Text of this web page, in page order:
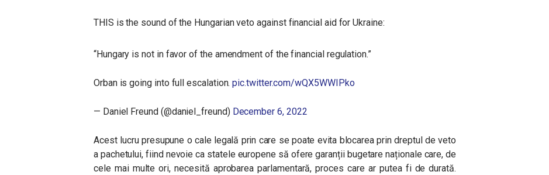
THIS is the sound of the Hungarian veto against financial aid for Ukraine:
“Hungary is not in favor of the amendment of the financial regulation.”
Orban is going into full escalation.pic.twitter.com/wQX5WWIPko
— Daniel Freund (@daniel_freund) December 6, 2022
Acest lucru presupune o cale legală prin care se poate evita blocarea prin dreptul de veto
a pachetului, fiind nevoie ca statele europene să ofere garanții bugetare naționale care, de
cele mai multe ori, necesită aprobarea parlamentară, proces care ar putea fi de durată.